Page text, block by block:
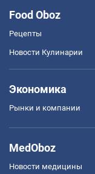
Food Oboz
Рецепты
Новости Кулинарии
Экономика
Рынки и компании
MedOboz
Новости медицины